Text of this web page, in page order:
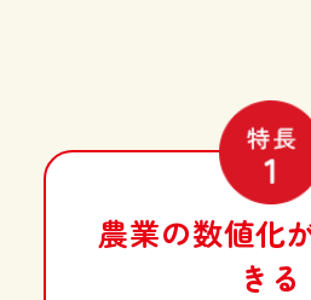
農業の数値化
きる